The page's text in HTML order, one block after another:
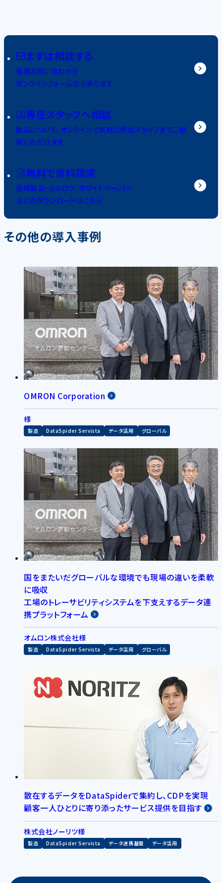
まずは相談する
各種お問い合わせを
オンラインフォームから承ります
専任スタッフへ相談
製品について、オンラインで気軽に弊社スタッフまでご相
談いただけます
無料で資料請求
各種製品・カタログ、ホワイトペーパー
などのダウンロードはこちら
その他の導入事例
OMRON Corporation
様
製造 DataSpider Servista データ活用 グローバル
国をまたいだグローバルな環境でも現場の違いを柔軟
に吸収
工場のトレーサビリティシステムを下支えするデータ連
携プラットフォーム
オムロン株式会社様
製造 DataSpider Servista データ活用 グローバル
散在するデータをDataSpiderで集約し、CDPを実現
顧客一人ひとりに寄り添ったサービス提供を目指す
株式会社ノーリツ様
製造 DataSpider Servista データ連携基盤 データ活用